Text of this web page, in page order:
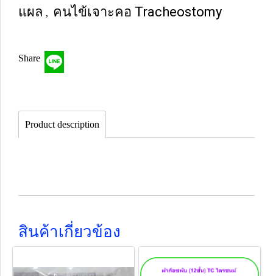
แผล , คนไข้เจาะคอ Tracheostomy
Share
Product description
สินค้าเกี่ยวข้อง